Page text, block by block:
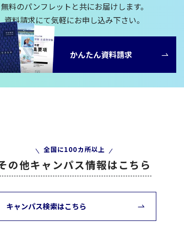
無料のパンフレットと共にお届けします。
資料請求にて気軽にお申し込み下さい。
かんたん資料請求
全国に100カ所以上
の他キャンパス情報はこちら
キャンパス検索はこちら